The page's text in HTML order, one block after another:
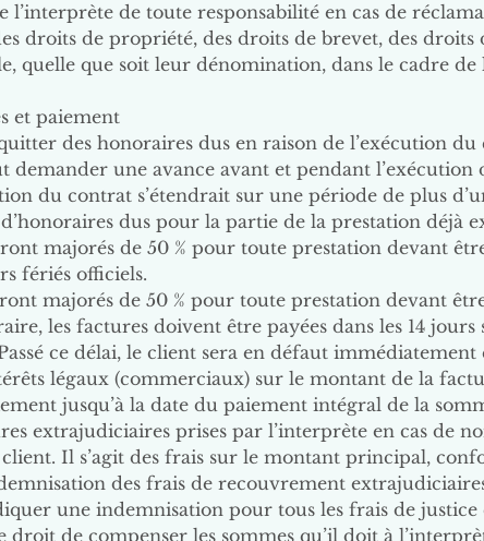
l’interprète de toute responsabilité en cas de
droits de propriété, des droits de brevet, des droits
quelle que soit leur dénomination, dans le cadre de
et paiement
des honoraires dus en raison de l’exécution
demander une avance avant et pendant l’exécution
du contrat s’étendrait sur une période de plus
dus pour la partie de la prestation déjà
majorés de 50 % pour toute prestation devant
fériés officiels.
majorés de 50 % pour toute prestation devant
les factures doivent être payées dans les 14
ce délai, le client sera en défaut
légaux (commerciaux) sur le montant de la
jusqu’à la date du paiement intégral de la
extrajudiciaires prises par l’interprète en cas de
Il s’agit des frais sur le montant principal,
des frais de recouvrement
une indemnisation pour tous les frais de justice
droit de compenser les sommes qu’il doit à